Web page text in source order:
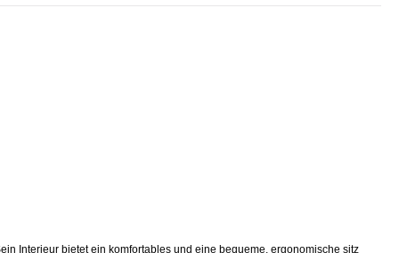
Interieur bietet ein komfortables und eine bequeme, ergonomische sitz